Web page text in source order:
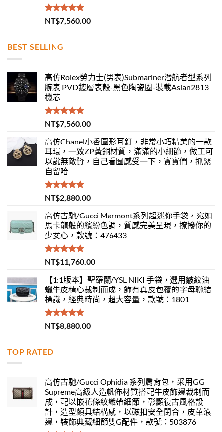
評分 5.00
滿分 5
NT$7,560.00
BEST SELLING
高仿Rolex勞力士(男表)Submariner潛航者型系列
腕表 PVD鍍層表殼-黑色陶瓷圈-裝載Asian2813
機芯
評分 5.00
滿分 5
NT$7,560.00
高仿Chanel小香圓形耳釘，非常小巧精美的一款
耳環，一致ZP黃銅材質，滿滿的小細節，做工可
以說無敵贊，自己看圖感受一下，寶寶們，抓緊
自留哈
評分 5.00
滿分 5
NT$2,880.00
高仿古馳/Gucci Marmont系列超迷你手袋，宛如
馬卡龍般的繽紛色調，質感完美呈現，撩撥你的
少女心，款號：476433
評分5.00
滿分 5
NT$11,760.00
【1:1版本】聖羅蘭/YSL NIKI 手袋，選用皺紋油
蠟牛皮精心裁制而成，飾有真皮包覆的字母聯結
標識，經典時尚，超大容量，款號：1801
評分 5.00
滿分 5
NT$8,880.00
TOP RATED
高仿古馳/Gucci Ophidia 系列肩背包，采用GG
Supreme高級人造帆佈材質搭配牛皮飾邊裁制而
成，配以嵌花條紋織帶細節，彰顯復古風格設
計，造型頗具結構感，以磁扣安全閉合，皮革滾
邊，裝飾典藏細節雙G配件，款號：503876